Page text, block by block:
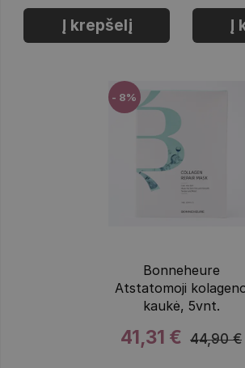
Į krepšelį Į
Bonneheure
Atstatomoji
kaukė, 5vnt.
41,31 € 44,90 €
- 8%